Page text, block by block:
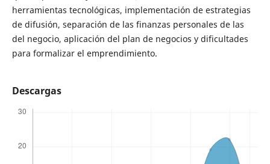
herramientas tecnológicas, implementación de estrategias
de difusión, separación de las finanzas personales de las
del negocio, aplicación del plan de negocios y dificultades
para formalizar el emprendimiento.
Descargas